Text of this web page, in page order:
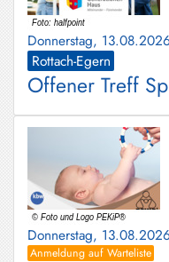
Donnerstag,
Rottach-Egern
Offener Treff
Donnerstag,
Anmeldung auf Warteliste